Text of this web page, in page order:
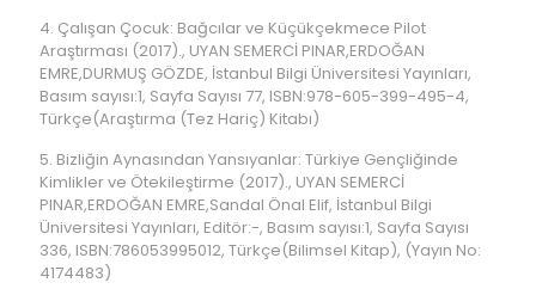
4. Çalışan Çocuk: Bağcılar ve Küçükçekmece Pilot
Araştırması (2017)., UYAN SEMERCİ PINAR,ERDOĞAN
EMRE,DURMUŞ GÖZDE, İstanbul Bilgi Üniversitesi Yayınları,
Basım sayısı:1, Sayfa Sayısı 77, ISBN:978-605-399-495-4,
Türkçe(Araştırma (Tez Hariç) Kitabı)
5. Bizliğin Aynasından Yansıyanlar: Türkiye Gençliğinde
Kimlikler ve Ötekileştirme (2017)., UYAN SEMERCİ
PINAR,ERDOĞAN EMRE,Sandal Önal Elif, İstanbul Bilgi
Üniversitesi Yayınları, Editör:-, Basım sayısı:1, Sayfa Sayısı
336, ISBN:786053995012, Türkçe(Bilimsel Kitap), (Yayın No:
4174483)